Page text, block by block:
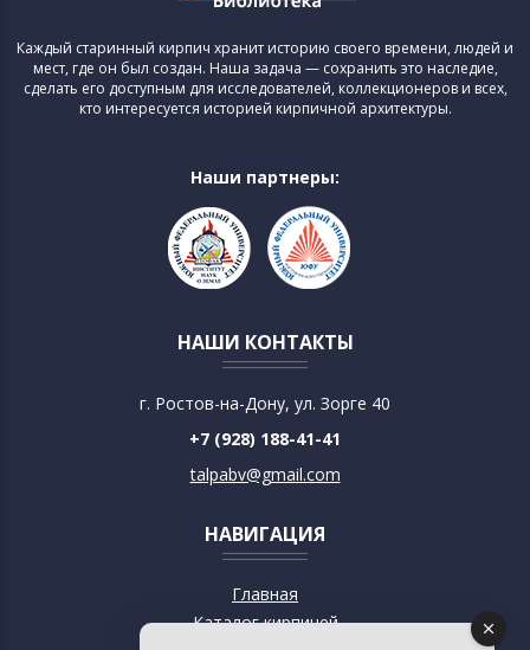
Каждый старинный кирпич хранит историю своего времени, людей и
мест, где он был создан. Наша задача — сохранить это наследие,
сделать его доступным для исследователей, коллекционеров и всех,
кто интересуется историей кирпичной архитектуры.
Наши партнеры:
НАШИ КОНТАКТЫ
г. Ростов-на-Дону, ул. Зорге 40
+7 (928) 188-41-41
talpabv@gmail.com
НАВИГАЦИЯ
Главная
Каталог кирпичей